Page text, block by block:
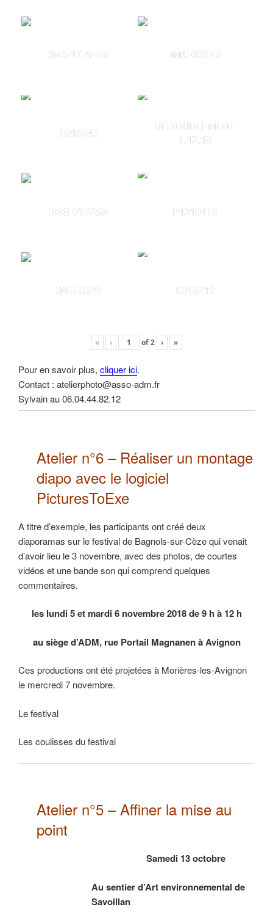
IMG 1279 ter IMG 0327 2
C018243
DEDOUBLEMENT
1.12.18
IMG 0157bis P1210116
IMG 0329 C018219
« ‹ of2 › »
Pour en savoir plus, cliquer ici.
Contact : atelierphoto@asso-adm.fr
Sylvain au 06.04.44.82.12
Atelier n°6 – Réaliser un montage
diapo avec le logiciel
PicturesToExe
A titre d’exemple, les participants ont créé deux
diaporamas sur le festival de Bagnols-sur-Cèze qui venait
d’avoir lieu le 3 novembre, avec des photos, de courtes
vidéos et une bande son qui comprend quelques
commentaires.
les lundi 5 et mardi 6 novembre 2018 de 9 h à 12 h
au siège d’ADM, rue Portail Magnanen à Avignon
Ces productions ont été projetées à Morières-les-Avignon
le mercredi 7 novembre.
Le festival
Les coulisses du festival
Atelier n°5 – Affiner la mise au
point
Samedi 13 octobre
Au sentier d’Art environnemental de
Savoillan